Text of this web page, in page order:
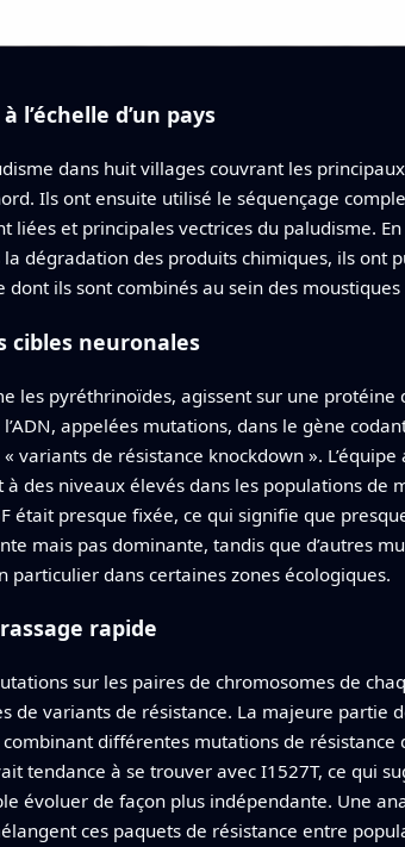
l’échelle d’un pays
dans huit villages couvrant les
Ils ont ensuite utilisé le séquençage
et principales vectrices du paludisme.
dégradation des produits chimiques, ils ont
ils sont combinés au sein des
cibles neuronales
les pyréthrinoïdes, agissent sur une protéine
appelées mutations, dans le gène
variants de résistance knockdown ».
des niveaux élevés dans les populations de
était presque fixée, ce qui signifie que
mais pas dominante, tandis que d’autres
dans certaines zones écologiques.
rapide
sur les paires de chromosomes de
de variants de résistance. La majeure partie
différentes mutations de
tendance à se trouver avec I1527T, ce qui
évoluer de façon plus indépendante. Une
ces paquets de résistance entre